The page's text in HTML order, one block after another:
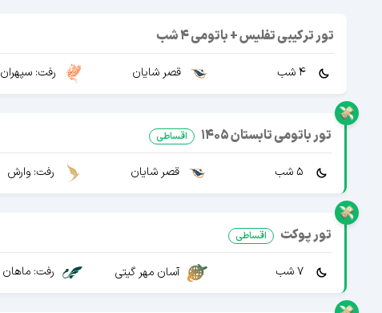
تور ترکیبی تفلیس + باتومی 4 شب
قصر شایان رفت: سپهران
تور باتومی تابستان 1405 اقساطی
قصر شایان رفت: وارش
تور پوکت اقساطی
آسان مهر گیتی رفت: ماهان